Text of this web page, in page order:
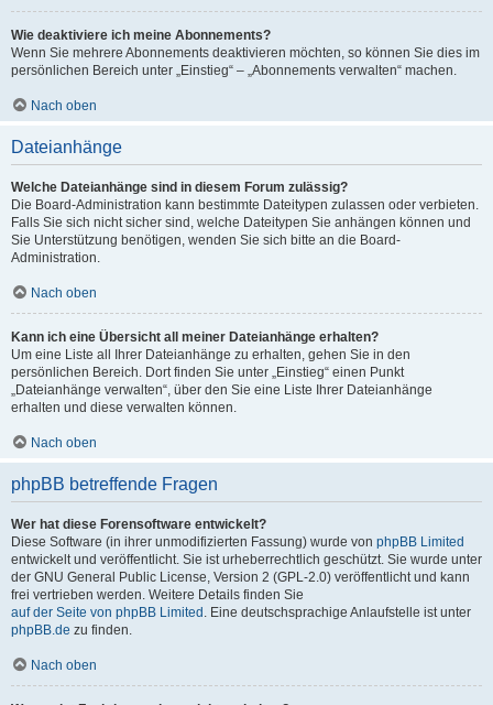
Wie deaktiviere ich meine Abonnements?
Wenn Sie mehrere Abonnements deaktivieren möchten, so können Sie dies im
persönlichen Bereich unter „Einstieg“ – „Abonnements verwalten“ machen.
Nach oben
Dateianhänge
Welche Dateianhänge sind in diesem Forum zulässig?
Die Board-Administration kann bestimmte Dateitypen zulassen oder verbieten.
Falls Sie sich nicht sicher sind, welche Dateitypen Sie anhängen können und
Sie Unterstützung benötigen, wenden Sie sich bitte an die Board-
Administration.
Nach oben
Kann ich eine Übersicht all meiner Dateianhänge erhalten?
Um eine Liste all Ihrer Dateianhänge zu erhalten, gehen Sie in den
persönlichen Bereich. Dort finden Sie unter „Einstieg“ einen Punkt
„Dateianhänge verwalten“, über den Sie eine Liste Ihrer Dateianhänge
erhalten und diese verwalten können.
Nach oben
phpBB betreffende Fragen
Wer hat diese Forensoftware entwickelt?
Diese Software (in ihrer unmodifizierten Fassung) wurde von phpBB Limited
entwickelt und veröffentlicht. Sie ist urheberrechtlich geschützt. Sie wurde unter
der GNU General Public License, Version 2 (GPL-2.0) veröffentlicht und kann
frei vertrieben werden. Weitere Details finden Sie
auf der Seite von phpBB Limited . Eine deutschsprachige Anlaufstelle ist unter
phpBB.de zu finden.
Nach oben